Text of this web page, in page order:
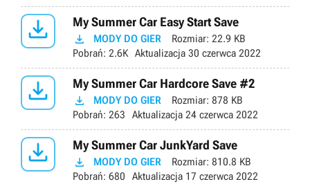
 My Summer Car Easy Start Save
 MODY DO GIER Rozmiar: 22.9 KB
Pobrań: 2.6K Aktualizacja 30 czerwca 2022
 My Summer Car Hardcore Save #2
 MODY DO GIER Rozmiar: 878 KB
Pobrań: 263 Aktualizacja 24 czerwca 2022
 My Summer Car JunkYard Save
 MODY DO GIER Rozmiar: 810.8 KB
Pobrań: 680 Aktualizacja 17 czerwca 2022